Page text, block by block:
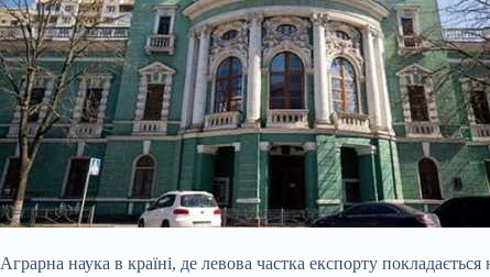
Аграрна наука в країні, де левова частка експорту